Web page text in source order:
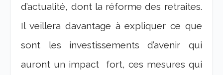
d’actualité, dont la réforme des retraites.
Il veillera davantage à expliquer ce que
sont les investissements d’avenir qui
auront un impact fort, ces mesures qui